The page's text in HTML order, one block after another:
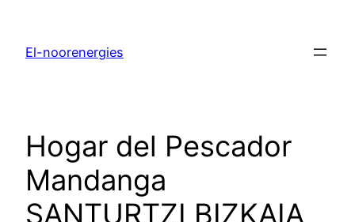
El-noorenergies
Hogar del Pescador
Mandanga
SANTURTZI BIZKAIA